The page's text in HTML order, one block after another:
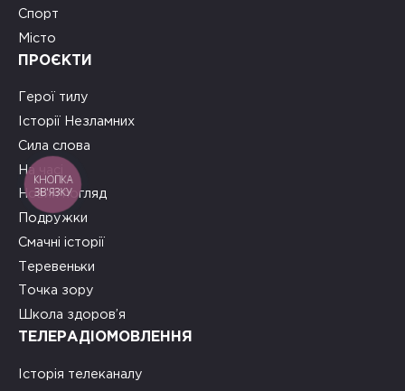
Спорт
Місто
ПРОЄКТИ
Герої тилу
Історії Незламних
Сила слова
На часі
Новий погляд
Подружки
Смачні історії
Теревеньки
Точка зору
Школа здоров’я
ТЕЛЕРАДІОМОВЛЕННЯ
Історія телеканалу
КНОПКА
ЗВ'ЯЗКУ